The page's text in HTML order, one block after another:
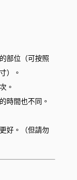
部位（可按照
）。
。
時間也不同。
好。（但請勿